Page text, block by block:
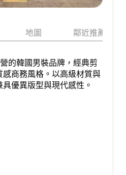
地圖 鄰近推薦景點
的韓國男裝品牌，經典剪
商務風格。以高級材質與
優異版型與現代感性。